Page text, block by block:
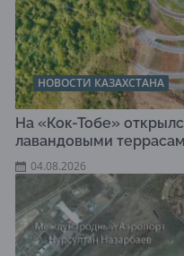
НОВОСТИ КАЗАХСТАНА
На «Кок-Тобе»
лавандовыми
04.08.2026